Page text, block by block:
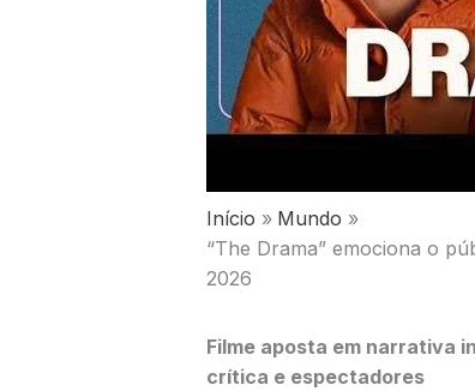
Início
Mundo
“The Drama” emociona o
2026
Filme aposta em narrativa
crítica e espectadores